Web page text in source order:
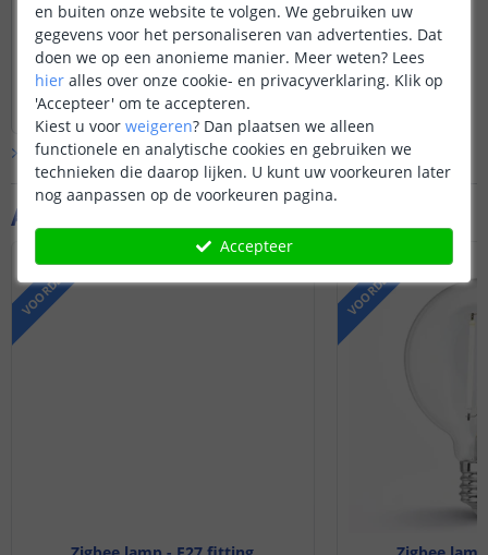
Aanvullende producten
VOORDEELSET VOORDEELSET
De lampen zijn compatibel met het
Home systeem.
Disclaimer: mogelijk werken niet alle
uitgebreide functies die de Hue-app
biedt met dit product. Basisfuncties
zoals aan- en uitzetten, dimmen,
kleurbediening etc werken wel.
Bekijkhele antwoord
Door Edwin op donderdag 21 november 2024
Bekijk alle Vraag & antwoord
en buiten onze website te volgen. We gebruiken uw
gegevens voor het personaliseren van advertenties. Dat
doen we op een anonieme manier. Meer weten? Lees
hier alles over onze cookie- en privacyverklaring. Klik op
'Accepteer' om te accepteren.
Kiest u voor weigeren? Dan plaatsen we alleen
functionele en analytische cookies en gebruiken we
technieken die daarop lijken. U kunt uw voorkeuren later
nog aanpassen op de voorkeuren pagina.
Accepteer